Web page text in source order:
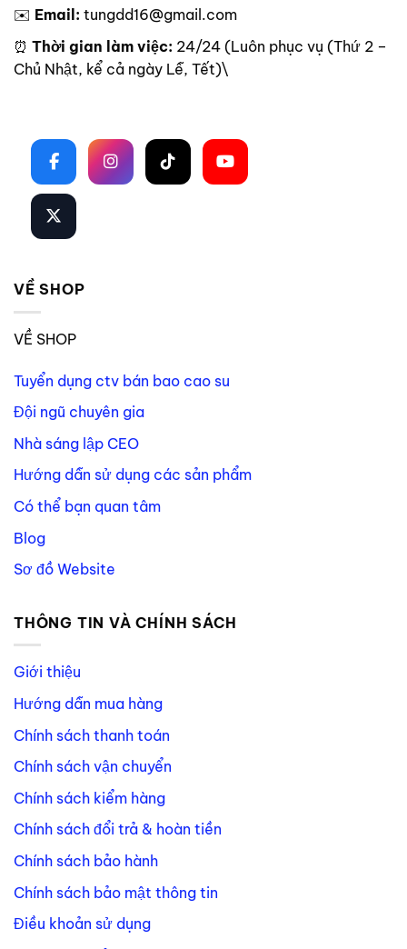
✉️ Email: tungdd16@gmail.com
⏰ Thời gian làm việc: 24/24 (Luôn phục vụ (Thứ 2 –
Chủ Nhật, kể cả ngày Lễ, Tết)\
VỀ SHOP
VỀ SHOP
Tuyển dụng ctv bán bao cao su
Đội ngũ chuyên gia
Nhà sáng lập CEO
Hướng dẫn sử dụng các sản phẩm
Có thể bạn quan tâm
Blog
Sơ đồ Website
THÔNG TIN VÀ CHÍNH SÁCH
Giới thiệu
Hướng dẫn mua hàng
Chính sách thanh toán
Chính sách vận chuyển
Chính sách kiểm hàng
Chính sách đổi trả & hoàn tiền
Chính sách bảo hành
Chính sách bảo mật thông tin
Điều khoản sử dụng